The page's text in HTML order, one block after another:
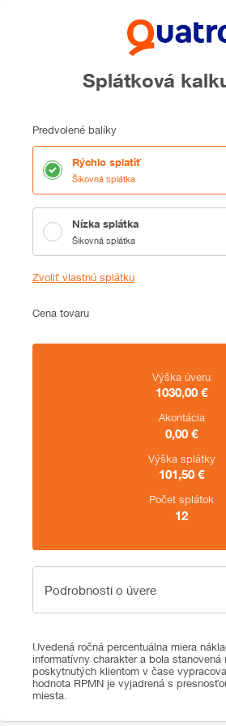
Splátková
Predvolené balíky
Rýchlo splatiť
Šikovná splátka
Nízka splátka
Šikovná splátka
Zvoliť vlastnú splátku
Cena
Cena tovaru
Zhrnutie
Výška úveru
1030,00 €
Akontácia
0,00 €
Výška splátky
101,50 €
Počet splátok
12
Podrobnosti o úvere
Podrobnosti o úvere
Uvedená ročná percentuálna miera
informatívny charakter a bola stanovená
poskytnutých klientom v čase
hodnota RPMN je vyjadrená s
miesta.